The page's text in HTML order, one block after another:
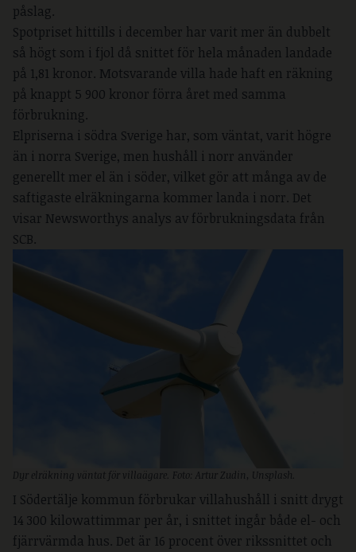
påslag.
Spotpriset hittills i december har varit mer än dubbelt
så högt som i fjol då snittet för hela månaden landade
på 1,81 kronor. Motsvarande villa hade haft en räkning
på knappt 5 900 kronor förra året med samma
förbrukning.
Elpriserna i södra Sverige har, som väntat, varit högre
än i norra Sverige, men hushåll i norr använder
generellt mer el än i söder, vilket gör att många av de
saftigaste elräkningarna kommer landa i norr. Det
visar Newsworthys analys av förbrukningsdata från
SCB.
Dyr elräkning väntat för villaägare. Foto: Artur Zudin, Unsplash.
I Södertälje kommun förbrukar villahushåll i snitt drygt
14 300 kilowattimmar per år, i snittet ingår både el- och
fjärrvärmda hus. Det är 16 procent över rikssnittet och